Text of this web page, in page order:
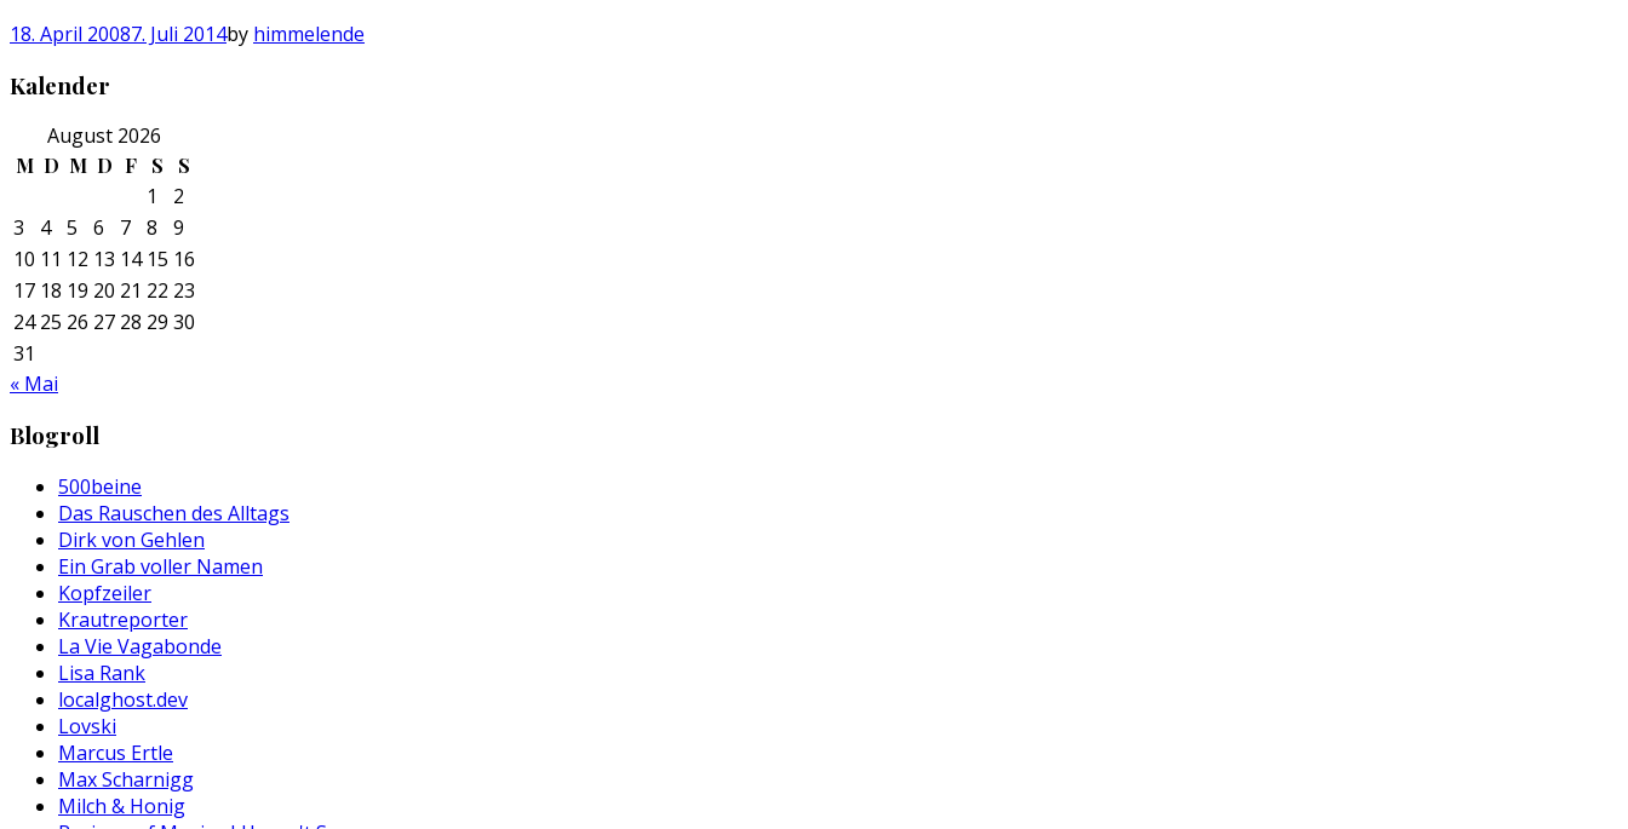
18. April 20087. Juli 2014by himmelende
Kalender
August 2026
M D M D F S S
1
2
3
4 5 6 7 8
9
10 11 12 13 14 15 16
17 18 19 20 21 22 23
24 25 26 27 28 29 30
31
« Mai
Blogroll
500beine
Das Rauschen des Alltags
Dirk von Gehlen
Ein Grab voller Namen
Kopfzeiler
Krautreporter
La Vie Vagabonde
Lisa Rank
localghost.dev
Lovski
Marcus Ertle
Max Scharnigg
Milch & Honig